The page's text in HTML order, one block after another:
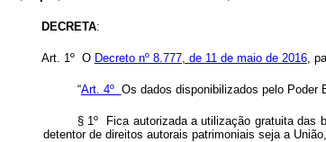
DECRETA:
Art. 1º O Decreto nº 8.777, de 11 de maio de 2016,
“Art. 4º Os dados disponibilizados pelo Poder
§ 1º Fica autorizada a utilização gratuita das
detentor de direitos autorais patrimoniais seja a